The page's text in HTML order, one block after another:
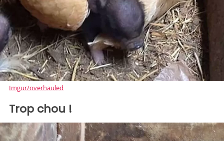
Imgur/overhauled
Trop chou !